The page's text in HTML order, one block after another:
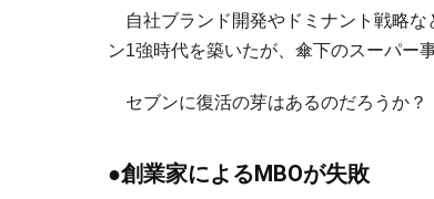
自社ブランド開発やドミナント戦略な
ン1強時代を築いたが、傘下のスーパー
セブンに復活の芽はあるのだろうか？
●創業家によるMBOが失敗